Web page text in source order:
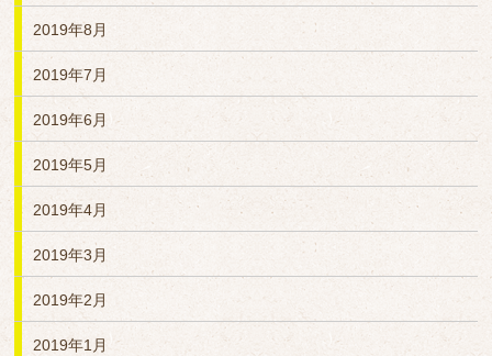
2019年8月
2019年7月
2019年6月
2019年5月
2019年4月
2019年3月
2019年2月
2019年1月